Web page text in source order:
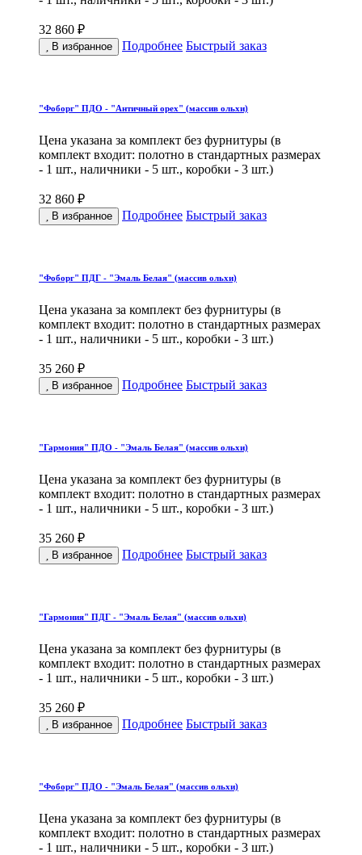
32 860 ₽
В избранное Подробнее Быстрый заказ
"Фоборг" ПДО - "Античный орех" (массив ольхи)
Цена указана за комплект без фурнитуры (в
комплект входит: полотно в стандартных размерах
- 1 шт., наличники - 5 шт., коробки - 3 шт.)
32 860 ₽
В избранное Подробнее Быстрый заказ
"Фоборг" ПДГ - "Эмаль Белая" (массив ольхи)
Цена указана за комплект без фурнитуры (в
комплект входит: полотно в стандартных размерах
- 1 шт., наличники - 5 шт., коробки - 3 шт.)
35 260 ₽
В избранное Подробнее Быстрый заказ
"Гармония" ПДО - "Эмаль Белая" (массив ольхи)
Цена указана за комплект без фурнитуры (в
комплект входит: полотно в стандартных размерах
- 1 шт., наличники - 5 шт., коробки - 3 шт.)
35 260 ₽
В избранное Подробнее Быстрый заказ
"Гармония" ПДГ - "Эмаль Белая" (массив ольхи)
Цена указана за комплект без фурнитуры (в
комплект входит: полотно в стандартных размерах
- 1 шт., наличники - 5 шт., коробки - 3 шт.)
35 260 ₽
В избранное Подробнее Быстрый заказ
"Фоборг" ПДО - "Эмаль Белая" (массив ольхи)
Цена указана за комплект без фурнитуры (в
комплект входит: полотно в стандартных размерах
- 1 шт., наличники - 5 шт., коробки - 3 шт.)